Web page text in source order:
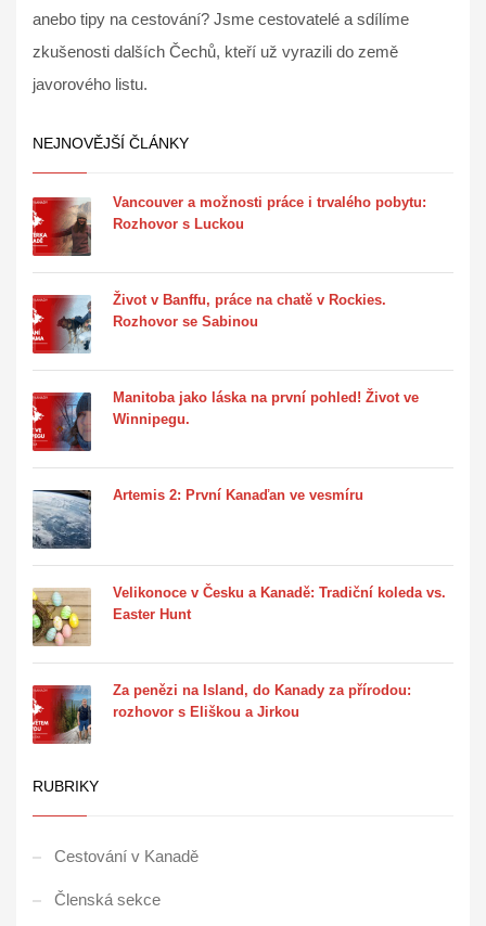
anebo tipy na cestování? Jsme cestovatelé a sdílíme
zkušenosti dalších Čechů, kteří už vyrazili do země
javorového listu.
NEJNOVĚJŠÍ ČLÁNKY
Vancouver a možnosti práce i trvalého pobytu:
Rozhovor s Luckou
Život v Banffu, práce na chatě v Rockies.
Rozhovor se Sabinou
Manitoba jako láska na první pohled! Život ve
Winnipegu.
Artemis 2: První Kanaďan ve vesmíru
Velikonoce v Česku a Kanadě: Tradiční koleda vs.
Easter Hunt
Za penězi na Island, do Kanady za přírodou:
rozhovor s Eliškou a Jirkou
RUBRIKY
Cestování v Kanadě
Členská sekce